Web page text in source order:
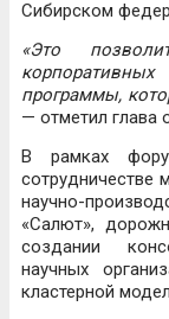
Сибирском
«Это
программы,
— отметил глава
В рамках
сотрудничестве
научно-
«Салют»,
создании
научных
кластерной